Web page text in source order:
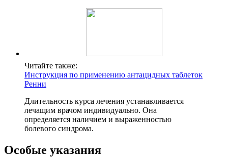
Читайте также:
Инструкция по применению антацидных таблеток
Ренни
Длительность курса лечения устанавливается
лечащим врачом индивидуально. Она
определяется наличием и выраженностью
болевого синдрома.
Особые указания